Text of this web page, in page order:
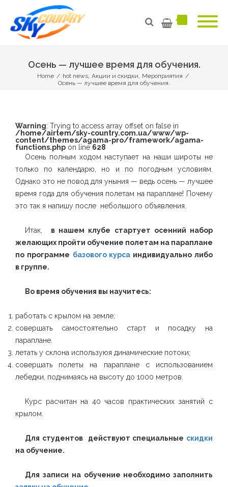
Осень — лучшее время для обучения.
Home / hot news, Акции и скидки Мероприятия /
Осень — лучшее время для обучения.
Warning: Trying to access array offset on false in
/home/airtem/sky-country.com.ua/www/wp-
content/themes/agama-pro/framework/agama-
functions.php on line 628
Осень полным ходом наступает на наши широты не
только по календарю, но и по погодным условиям.
Однако это не повод для уныния — ведь осень — лучшее
время года для обучения полетам на параплане! Почему
это так я напишу после небольшого объявления.
Итак, в нашем клубе стартует осенний набор
желающих пройти обучение полетам на параплане
по программе базового курса индивидуально либо
в группе.
Во время обучения вы научитесь:
работать с крылом на земле;
совершать самостоятельно старт и посадку на
параплане.
летать у склона используюя динамические потоки;
совершать полеты на параплане с использованием
лебедки, поднимаясь на высоту до 1000 метров.
Курс расчитан на 40 часов практических занятий с
крылом.
Для студентов действуют специальные скидки
на обучение.
Для записи на обучение необходимо заполнить